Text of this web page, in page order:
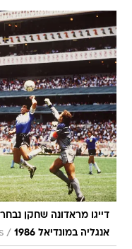
דייגו מראדונה שחקן
אנגליה במונדיאל 1986
/